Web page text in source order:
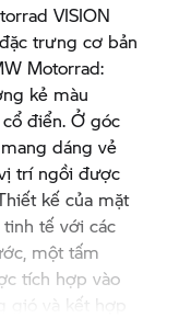
VISION
trưng cơ bản
Motorrad:
kẻ màu
điển. Ở góc
dáng vẻ
trí ngồi được
kế của mặt
tế với các
một tấm
tích hợp vào
gió và kết hợp